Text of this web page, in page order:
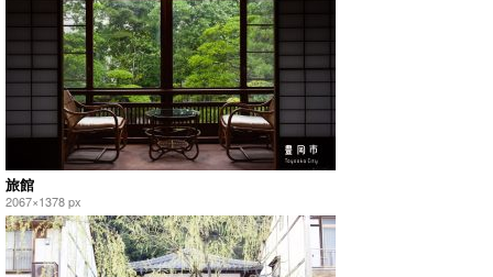
旅館
2067×1378 px